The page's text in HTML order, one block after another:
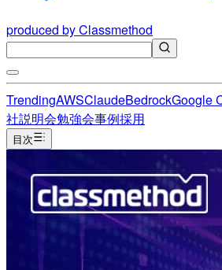
produced by Classmethod
TrendingAWSClaudeBedrockGoogle
社説明会勉強会事例採用
目次